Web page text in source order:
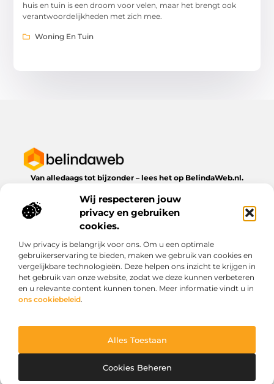
Wij respecteren jouw
privacy en gebruiken
cookies.
Uw privacy is belangrijk voor ons. Om u een optimale
gebruikerservaring te bieden, maken we gebruik van cookies en
vergelijkbare technologieën. Deze helpen ons inzicht te krijgen in
het gebruik van onze website, zodat we deze kunnen verbeteren
en u relevante content kunnen tonen. Meer informatie vindt u in
ons cookiebeleid.
Alles Toestaan
Cookies Beheren
huis en tuin is een droom voor velen, maar het brengt ook
verantwoordelijkheden met zich mee.
Woning En Tuin
Van alledaags tot bijzonder – lees het op BelindaWeb.nl.
dagelijks leven te bieden heeft.
Bericht categorie
Onze informatie
Cookiebeleid (EU)
@2025 www.belindaweb.nl. All Right Reserved.